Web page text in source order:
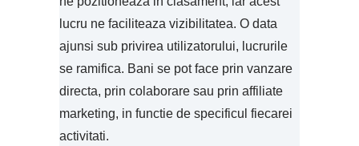
lucru ne faciliteaza vizibilitatea. O data
ajunsi sub privirea utilizatorului, lucrurile
se ramifica. Bani se pot face prin vanzare
directa, prin colaborare sau prin affiliate
marketing, in functie de specificul fiecarei
activitati.